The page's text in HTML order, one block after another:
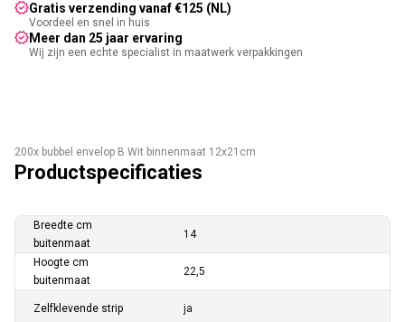
Gratis verzending vanaf €125 (NL)
Voordeel en snel in huis
Meer dan 25 jaar ervaring
Wij zijn een echte specialist in maatwerk verpakkingen
200x bubbel envelop B Wit binnenmaat 12x21cm
Productspecificaties
Breedte cm
buitenmaat
14
Hoogte cm
buitenmaat
22,5
Zelfklevende strip ja